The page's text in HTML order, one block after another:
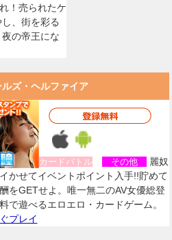
！売られたケ
、街を彩る
の帝王にな
ルズ・ヘルファイア
カードバトル その他
麗奴
かせてイベントポイント入手!!貯めて
をGETせよ。唯一無二のAV女優総登
で遊べるエロエロ・カードゲーム。
プレイ